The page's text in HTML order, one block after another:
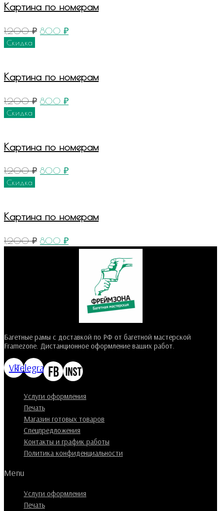
Картина по номерам
1,200₽ 800 ₽
Скидка
Картина по номерам
1,200₽ 800 ₽
Скидка
Картина по номерам
1,200₽ 800 ₽
Скидка
Картина по номерам
1,200₽ 800 ₽
Багетные рамы с доставкой по РФ от багетной мастерской
Framezone. Дистанционное оформление ваших работ.
VkTelegram
Услуги оформления
Печать
Магазин готовых товаров
Спецпредложения
Контакты и график работы
Политика конфиденциальности
Menu
Услуги оформления
Печать